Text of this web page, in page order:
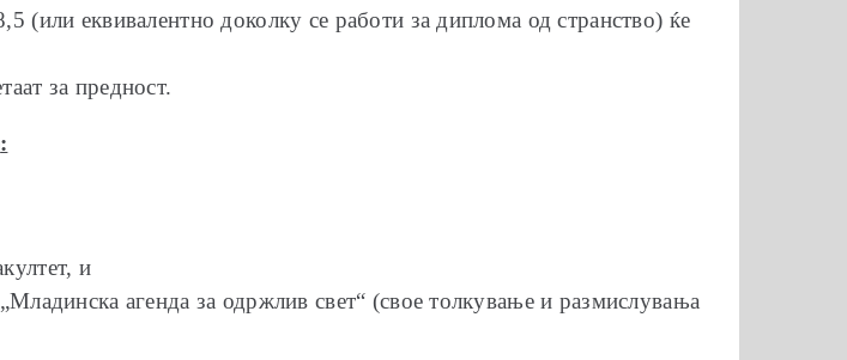
(или еквивалентно доколку се работи за диплома од странство) ќе
за предност.
:
и
агенда за одржлив свет“ (свое толкување и размислувања